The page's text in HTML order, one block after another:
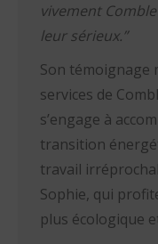
vivement
leur sérieux.”
Son témoignage
services de
s’engage à
transition
travail
Sophie, qui
plus écologique